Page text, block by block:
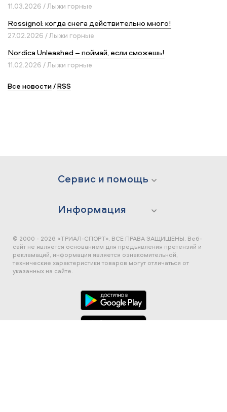
11.03.2026 / Лыжи горные
Rossignol: когда снега действительно много!
27.02.2026 / Лыжи горные
Nordica Unleashed – поймай, если сможешь!
11.02.2026 / Лыжи горные
Все новости/RSS
Сервис и помощь
Информация
© 2000 - 2026 «ТРИАЛ-СПОРТ». ВСЕ ПРАВА ЗАЩИЩЕНЫ. Веб-
сайт не является основанием для предъявления претензий и
рекламаций, информация является ознакомительной,
технические характеристики товаров могут отличаться от
указанных на сайте.